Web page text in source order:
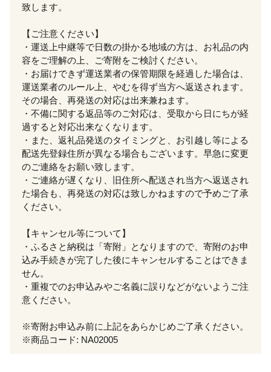
致します。
【ご注意ください】
・運送上中継等で日数の掛かる地域の方は、お礼品の内
容をご理解の上、ご寄附をご検討ください。
・お届けできず運送業者の保管期限を経過した場合は、
運送業者のルール上、やむを得ず当方へ返送されます。
その場合、再発送の対応は出来兼ねます。
・不備に関する返品等のご対応は、受取から日にちが経
過すると対応出来なくなります。
・また、返礼品発送のタイミングと、お引越し等による
配送先登録住所が異なる場合もございます。早急に変更
のご連絡をお願い致します。
・ご連絡が遅くなり、旧住所へ配送され当方へ返送され
た場合も、再発送の対応は致しかねますので予めご了承
ください。
【キャンセル等について】
・ふるさと納税は「寄附」となりますので、寄附のお申
込み手続きが完了した後にキャンセルすることはできま
せん。
・重複でのお申込みやご名義に誤りなどがないようご注
意ください。
※寄附お申込み前に上記をあらかじめご了承ください。
※商品コード: NA02005